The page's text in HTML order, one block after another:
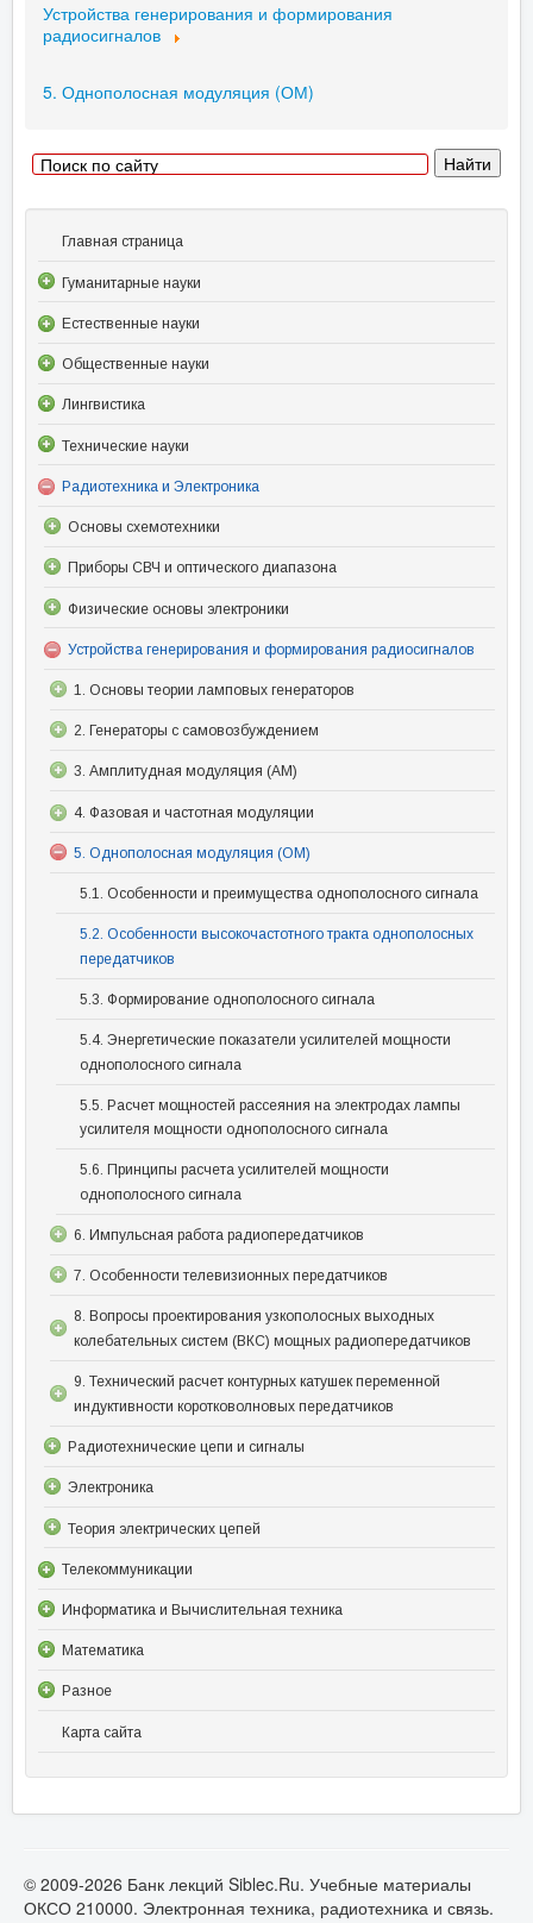
Устройства генерирования и формирования
радиосигналов
5. Однополосная модуляция (ОМ)
Главная страница
Гуманитарные науки
Естественные науки
Общественные науки
Лингвистика
Технические науки
Радиотехника и Электроника
Основы схемотехники
Приборы СВЧ и оптического диапазона
Физические основы электроники
Устройства генерирования и формирования радиосигналов
1. Основы теории ламповых генераторов
2. Генераторы с самовозбуждением
3. Амплитудная модуляция (АМ)
4. Фазовая и частотная модуляции
5. Однополосная модуляция (ОМ)
5.1. Особенности и преимущества однополосного сигнала
5.2. Особенности высокочастотного тракта однополосных
передатчиков
5.3. Формирование однополосного сигнала
5.4. Энергетические показатели усилителей мощности
однополосного сигнала
5.5. Расчет мощностей рассеяния на электродах лампы
усилителя мощности однополосного сигнала
5.6. Принципы расчета усилителей мощности
однополосного сигнала
6. Импульсная работа радиопередатчиков
7. Особенности телевизионных передатчиков
8. Вопросы проектирования узкополосных выходных
колебательных систем (ВКС) мощных радиопередатчиков
9. Технический расчет контурных катушек переменной
индуктивности коротковолновых передатчиков
Радиотехнические цепи и сигналы
Электроника
Теория электрических цепей
Телекоммуникации
Информатика и Вычислительная техника
Математика
Разное
Карта сайта
© 2009-2026 Банк лекций Siblec.Ru. Учебные материалы
ОКСО 210000. Электронная техника, радиотехника и связь.